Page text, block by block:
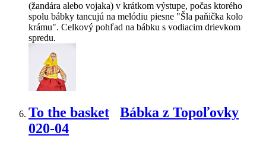
(žandára alebo vojaka) v krátkom výstupe, počas ktorého
spolu bábky tancujú na melódiu piesne "Šla paňička kolo
krámu". Celkový pohľad na bábku s vodiacim drievkom
spredu.
To the basket
Bábka z Topoľovky
020-04